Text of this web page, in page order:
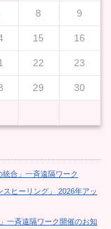
8 9
15 16
22 23
29 30
合」一斉遠隔ワーク
ヒーリング」 2026年アッ
一斉遠隔ワーク開催のお知